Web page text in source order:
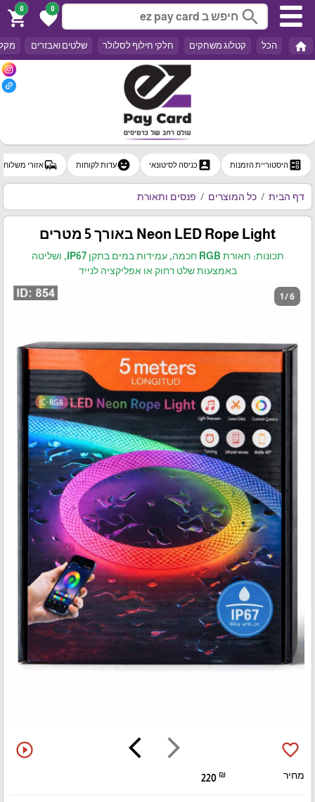
search
0
favorite
0
shopping_cart
home הכל קטלוג משחקים חלקי חילוף לסלולר שלטים ואבזרים
ballot היסטוריית הזמנות account_boxכניסה לסיטונאי emoji_emotionsעדות לקוחות commuteאזורי משלוח
דף הבית כל המוצרים פנסים ותאורת
Neon LED Rope Light באורך 5 מטרים
תכונות: תאורת RGB חכמה, עמידות במים בתקן IP67, ושליטה
באמצעות שלט רחוק או אפליקציה לנייד
1 / 6
arrow_forward_ios
arrow_back_ios favorite_border
play_circle_outline
מחיר 220 ₪